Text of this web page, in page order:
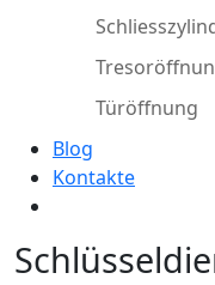
Türöffnung
Blog
Kontakte